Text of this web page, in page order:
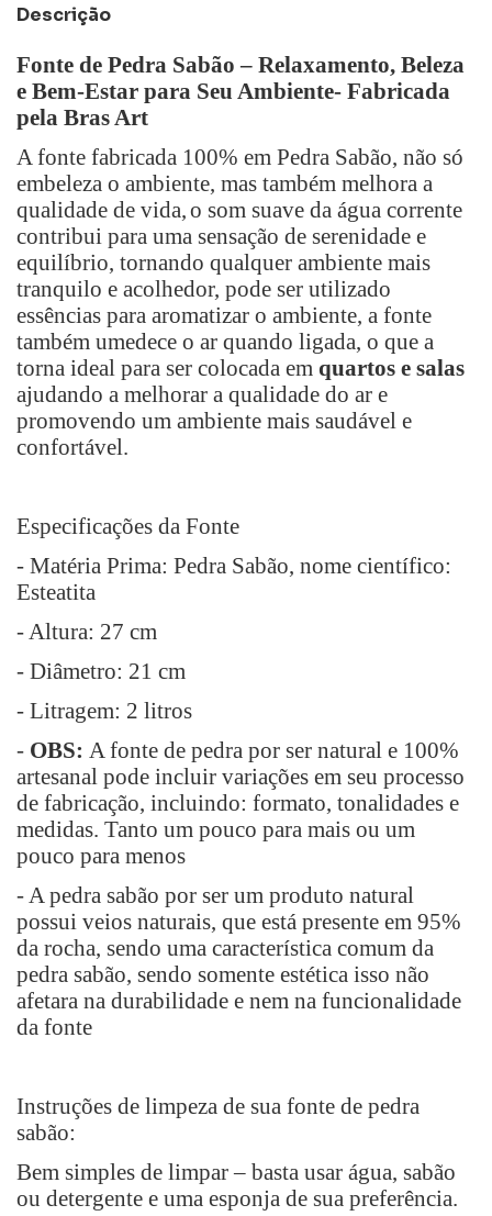
Descrição
Fonte de Pedra Sabão – Relaxamento, Beleza
e Bem-Estar para Seu Ambiente- Fabricada
pela Bras Art
A fonte fabricada 100% em Pedra Sabão, não só
embeleza o ambiente, mas também melhora a
qualidade de vida,o som suave da água corrente
contribui para uma sensação de serenidade e
equilíbrio, tornando qualquer ambiente mais
tranquilo e acolhedor, pode ser utilizado
essências para aromatizar o ambiente, a fonte
também umedece o ar quando ligada, o que a
torna ideal para ser colocada em quartos e salas
ajudando a melhorar a qualidade do ar e
promovendo um ambiente mais saudável e
confortável.
Especificações da Fonte
- Matéria Prima: Pedra Sabão, nome científico:
Esteatita
- Altura: 27 cm
- Diâmetro: 21 cm
- Litragem: 2 litros
- OBS: A fonte de pedra por ser natural e 100%
artesanal pode incluir variações em seu processo
de fabricação, incluindo: formato, tonalidades e
medidas. Tanto um pouco para mais ou um
pouco para menos
- A pedra sabão por ser um produto natural
possui veios naturais, que está presente em 95%
da rocha, sendo uma característica comum da
pedra sabão, sendo somente estética isso não
afetara na durabilidade e nem na funcionalidade
da fonte
Instruções de limpeza de sua fonte de pedra
sabão:
Bem simples de limpar– basta usar água, sabão
ou detergente e uma esponja de sua preferência.